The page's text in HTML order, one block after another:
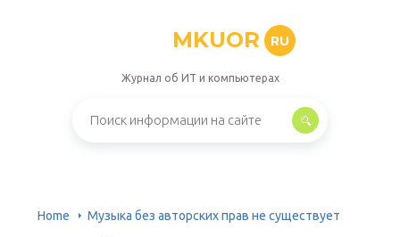
MKUOR RU
Журнал об ИТ и компьютерах
Home Музыка без авторских прав не существует